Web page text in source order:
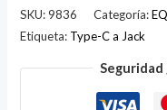
SKU:9836 Categoría:
Etiqueta: Type-C a Jack